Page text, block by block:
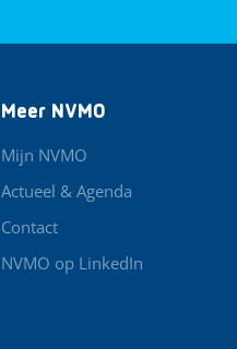
Meer NVMO
Mijn NVMO
Actueel & Agenda
Contact
NVMO op LinkedIn